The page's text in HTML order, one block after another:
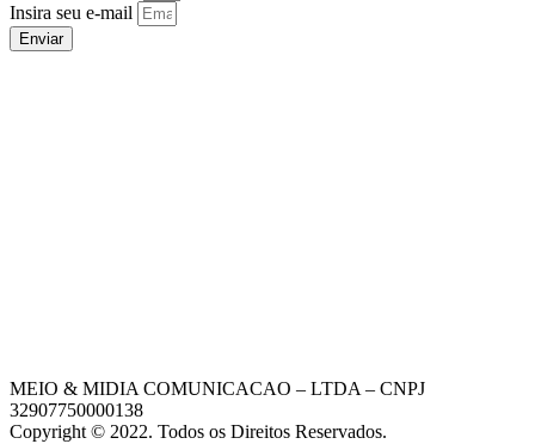
Insira seu e-mail
Enviar
MEIO & MIDIA COMUNICACAO – LTDA – CNPJ
32907750000138
Copyright © 2022. Todos os Direitos Reservados.